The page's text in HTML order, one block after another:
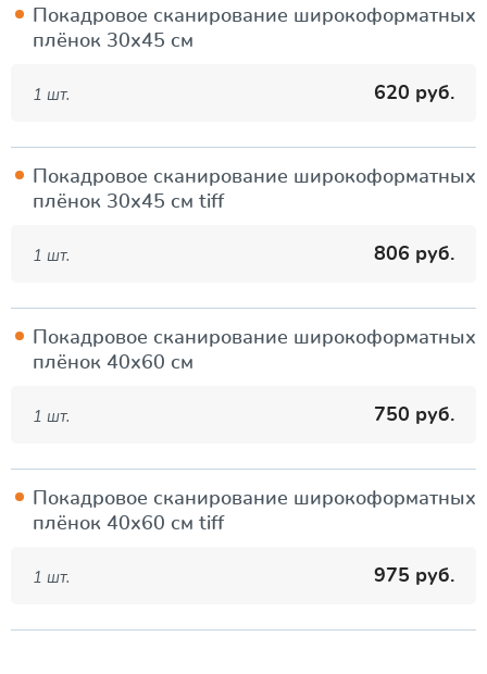
Покадровое сканирование широкоформатных
плёнок 30х45 см
1 шт. 620 руб.
Покадровое сканирование широкоформатных
плёнок 30х45 см tiff
1 шт. 806 руб.
Покадровое сканирование широкоформатных
плёнок 40х60 см
1 шт. 750 руб.
Покадровое сканирование широкоформатных
плёнок 40х60 см tiff
1 шт. 975 руб.